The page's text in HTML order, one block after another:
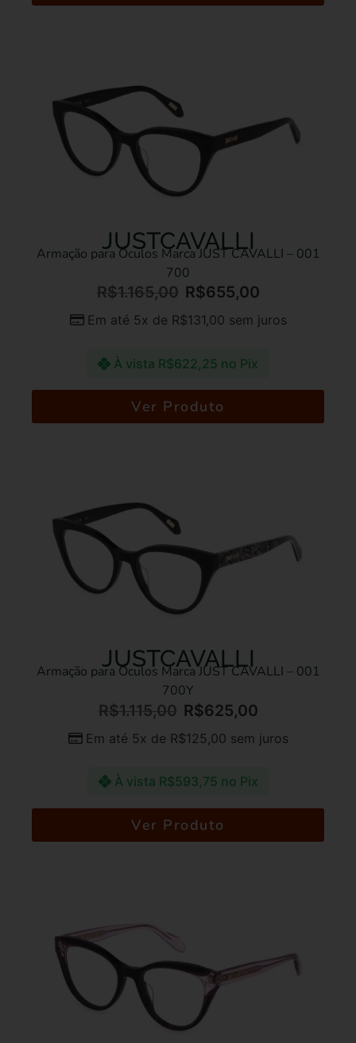
JUSTCAVALLI
Armação para Óculos Marca JUST CAVALLI – 001
700
R$1.165,00 R$655,00
Em até 5x de R$131,00 sem juros
À vista R$622,25 no Pix
Ver Produto
JUSTCAVALLI
Armação para Óculos Marca JUST CAVALLI – 001
700Y
R$1.115,00 R$625,00
Em até 5x de R$125,00 sem juros
À vista R$593,75 no Pix
Ver Produto